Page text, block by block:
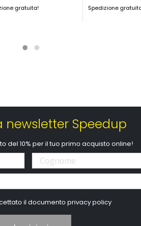
gratuita! Spedizione
newsletter Speedup
del 10% per il tuo primo acquisto online!
il documentoprivacy policy